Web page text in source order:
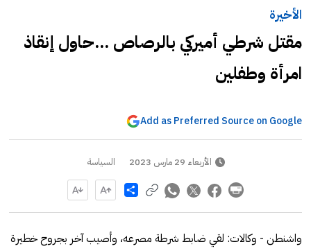
الأخيرة
مقتل شرطي أميركي بالرصاص ...حاول إنقاذ
امرأة وطفلين
Add as Preferred Source on Google
الأربعاء 29 مارس 2023 السياسة
Share
واشنطن - وكالات: لقي ضابط شرطة مصرعه، وأصيب آخر بجروح خطيرة